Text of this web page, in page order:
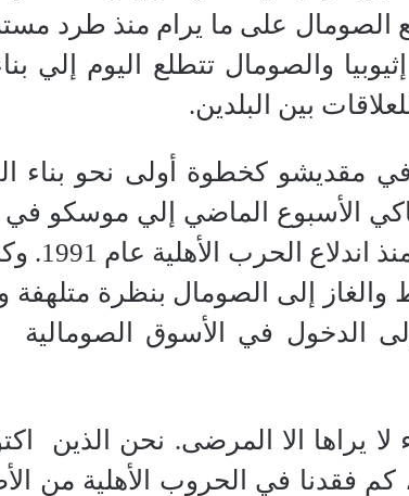
الصومال على ما يرام منذ طرد
إثيوبيا والصومال تتطلع اليوم
بين البلدين.
مقديشو كخطوة أولى نحو بناء
الأسبوع الماضي إلي موسكو في
الأهلية عام 1991. وكذلك تنظر الشركات
والغاز إلى الصومال بنظرة متلهفة
إلى الدخول في الأسوق الصومالية
يراها الا المرضى. نحن الذين
كم فقدنا في الحروب الأهلية من